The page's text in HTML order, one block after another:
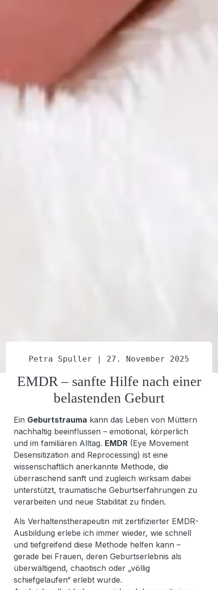
Petra Spuller | 27. November 2025
EMDR – sanfte Hilfe nach einer
belastenden Geburt
Ein Geburtstrauma kann das Leben von Müttern
nachhaltig beeinflussen – emotional, körperlich
und im familiären Alltag. EMDR (Eye Movement
Desensitization and Reprocessing) ist eine
wissenschaftlich anerkannte Methode, die
überraschend sanft und zugleich wirksam dabei
unterstützt, traumatische Geburtserfahrungen zu
verarbeiten und neue Stabilität zu finden.
Als Verhaltenstherapeutin mit zertifizierter EMDR-
Ausbildung erlebe ich immer wieder, wie schnell
und tiefgreifend diese Methode helfen kann –
gerade bei Frauen, deren Geburtserlebnis als
überwältigend, chaotisch oder „völlig
schiefgelaufen“ erlebt wurde.